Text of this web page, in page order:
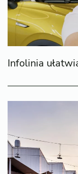
Infolinia